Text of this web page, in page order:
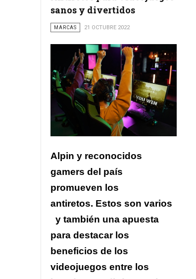
sanos y divertidos
MARCAS 21 OCTUBRE 2022
Alpin y reconocidos
gamers del país
promueven los
antiretos. Estos son varios
y también una apuesta
para destacar los
beneficios de los
videojuegos entre los